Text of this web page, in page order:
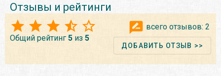
Отзывы и рейтинги
Общий рейтинг 5 из 5
всего отзывов: 2
ДОБАВИТЬ ОТЗЫВ >>